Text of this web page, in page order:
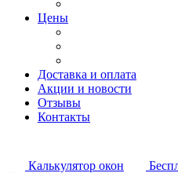
Цены
Доставка и оплата
Акции и новости
Отзывы
Контакты
Калькулятор окон